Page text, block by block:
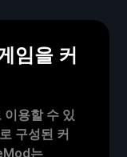
임을 커
용할 수 있
구성된 커
는